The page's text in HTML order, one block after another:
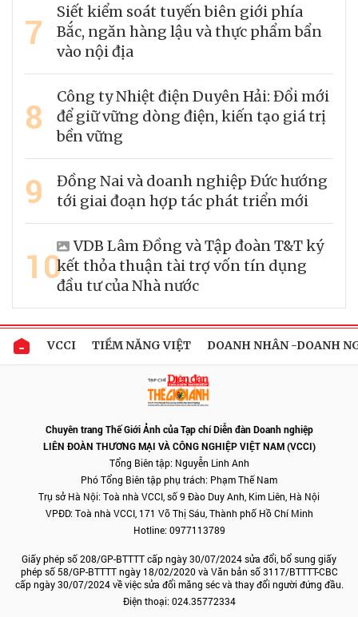
7
Siết kiểm soát tuyến biên giới phía
Bắc, ngăn hàng lậu và thực phẩm bẩn
vào nội địa
8
Công ty Nhiệt điện Duyên Hải: Đổi mới
để giữ vững dòng điện, kiến tạo giá trị
bền vững
9
Đồng Nai và doanh nghiệp Đức hướng
tới giai đoạn hợp tác phát triển mới
10
VDB Lâm Đồng và Tập đoàn T&T ký
kết thỏa thuận tài trợ vốn tín dụng
đầu tư của Nhà nước
VCCI TIỀM NĂNG VIỆT DOANH NHÂN -DOANH
Chuyên trang Thế Giới Ảnh của Tạp chí Diễn đàn Doanh nghiệp
LIÊN ĐOÀN THƯƠNG MẠI VÀ CÔNG NGHIỆP VIỆT NAM (VCCI)
Tổng Biên tập: Nguyễn Linh Anh
Phó Tổng Biên tập phụ trách: Phạm Thế Nam
Trụ sở Hà Nội: Toà nhà VCCI, số 9 Đào Duy Anh, Kim Liên, Hà Nội
VPĐD: Toà nhà VCCI, 171 Võ Thị Sáu, Thành phố Hồ Chí Minh
Hotline: 0977113789
Giấy phép số 208/GP-BTTTT cấp ngày 30/07/2024 sửa đổi, bổ sung giấy
phép số 58/GP-BTTTT ngày 18/02/2020 và Văn bản số 3117/BTTTT-CBC
cấp ngày 30/07/2024 về việc sửa đổi măng séc và thay đổi người đứng đầu.
Điện thoại: 024.35772334